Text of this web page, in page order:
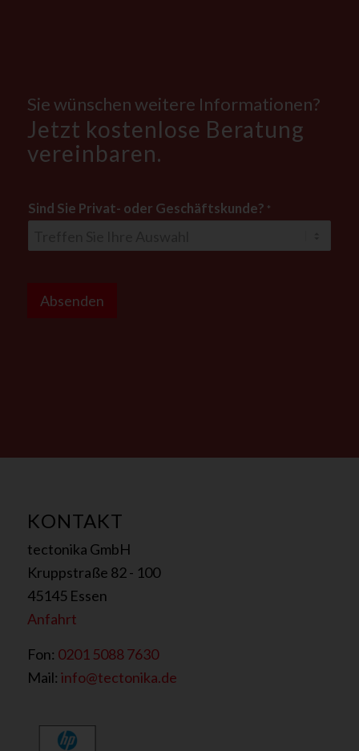
Sie wünschen weitere Informationen?
Jetzt kostenlose Beratung
vereinbaren.
Sind Sie Privat- oder Geschäftskunde? *
Absenden
KONTAKT
tectonika GmbH
Kruppstraße 82 - 100
45145 Essen
Anfahrt
Fon: 0201 5088 7630
Mail: info@tectonika.de